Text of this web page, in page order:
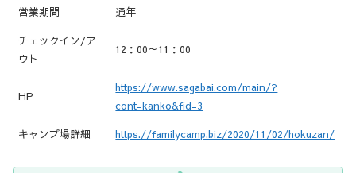
営業期間 通年
チェックイン/ア
ウト
12：00～11：00
HP
https://www.sagabai.com/main/?
cont=kanko&fid=3
キャンプ場詳細 https://familycamp.biz/2020/11/02/hokuzan/